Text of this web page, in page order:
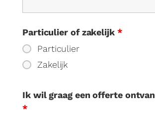
Particulier of zakelijk *
Particulier
Zakelijk
Ik wil graag een offerte
*